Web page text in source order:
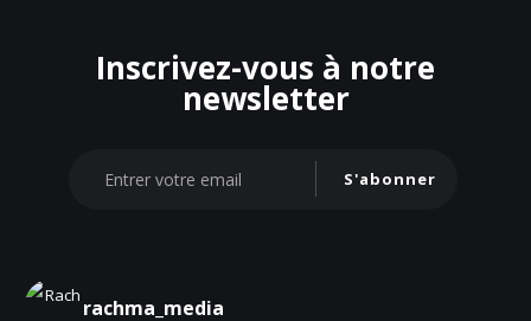
Inscrivez-vous à notre
newsletter
S'abonner
rachma_media